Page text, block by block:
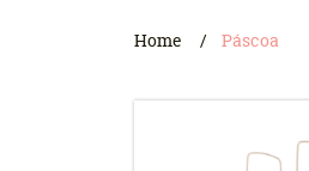
Home Páscoa